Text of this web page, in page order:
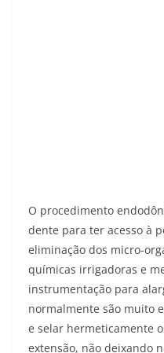
O procedimento
dente para ter acesso à
eliminação dos micro-
químicas irrigadoras e
instrumentação para
normalmente são muito
e selar hermeticamente
extensão, não deixando